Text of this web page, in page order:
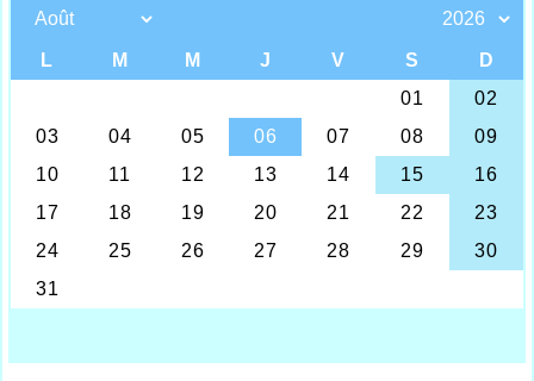
septembre 2022 où nos deux athlètes de
devaient prendre les deux premières places
de l’épreuve, nous n’avons pas
malheureusement les résultats officiels des
performances car ces dernières
paraissaient un peu fantaisistes, ils vous
seront communiqués ultérieurement.